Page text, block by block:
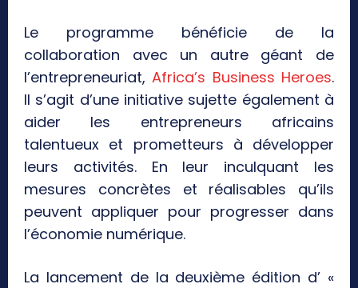
Le programme bénéficie de la
collaboration avec un autre géant de
l’entrepreneuriat,Africa’s Business Heroes.
Il s’agit d’une initiative sujette également à
aider les entrepreneurs africains
talentueux et prometteurs à développer
leurs activités. En leur inculquant les
mesures concrètes et réalisables qu’ils
peuvent appliquer pour progresser dans
l’économie numérique.
La lancement de la deuxième édition d’ «